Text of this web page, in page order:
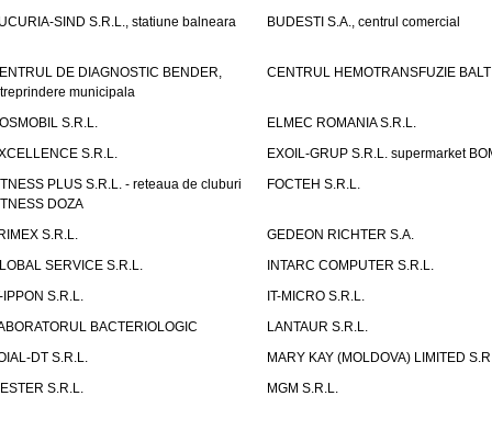
SIND S.R.L., statiune balneara
BUDESTI S.A., centrul comercial
DE DIAGNOSTIC BENDER,
municipala
CENTRUL HEMOTRANSFUZIE
S.R.L.
ELMEC ROMANIA S.R.L.
S.R.L.
EXOIL-GRUP S.R.L. supermarket
PLUS S.R.L. - reteaua de cluburi
DOZA
FOCTEH S.R.L.
S.R.L.
GEDEON RICHTER S.A.
SERVICE S.R.L.
INTARC COMPUTER S.R.L.
IPPON S.R.L.
IT-MICRO S.R.L.
BACTERIOLOGIC
LANTAUR S.R.L.
DT S.R.L.
MARY KAY (MOLDOVA) LIMITED
S.R.L.
MGM S.R.L.